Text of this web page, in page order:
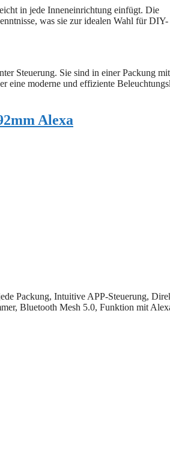
in jede Inneneinrichtung einfügt. Die
was sie zur idealen Wahl für DIY-
Steuerung. Sie sind in einer Packung
eine moderne und effiziente
Alexa
Packung, Intuitive APP-Steuerung,
Bluetooth Mesh 5.0, Funktion mit